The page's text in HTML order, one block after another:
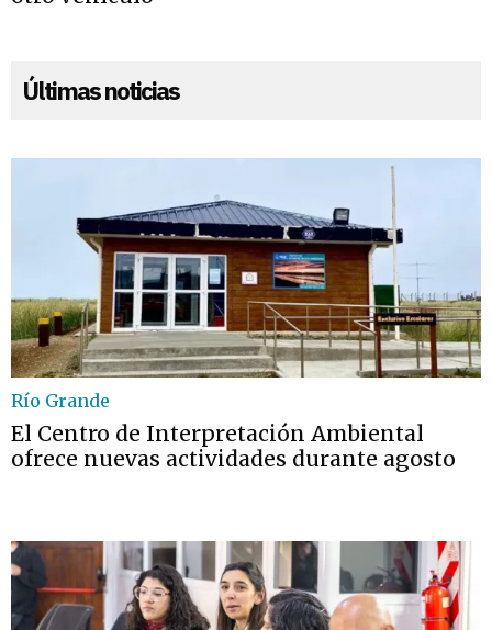
Últimas noticias
Río Grande
El Centro de Interpretación Ambiental
ofrece nuevas actividades durante agosto